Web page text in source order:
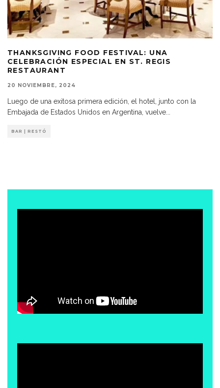
THANKSGIVING FOOD FESTIVAL: UNA
CELEBRACIÓN ESPECIAL EN ST. REGIS
RESTAURANT
20 NOVIEMBRE, 2024
Luego de una exitosa primera edición, el hotel, junto con la
Embajada de Estados Unidos en Argentina, vuelve...
BAR | RESTÓ